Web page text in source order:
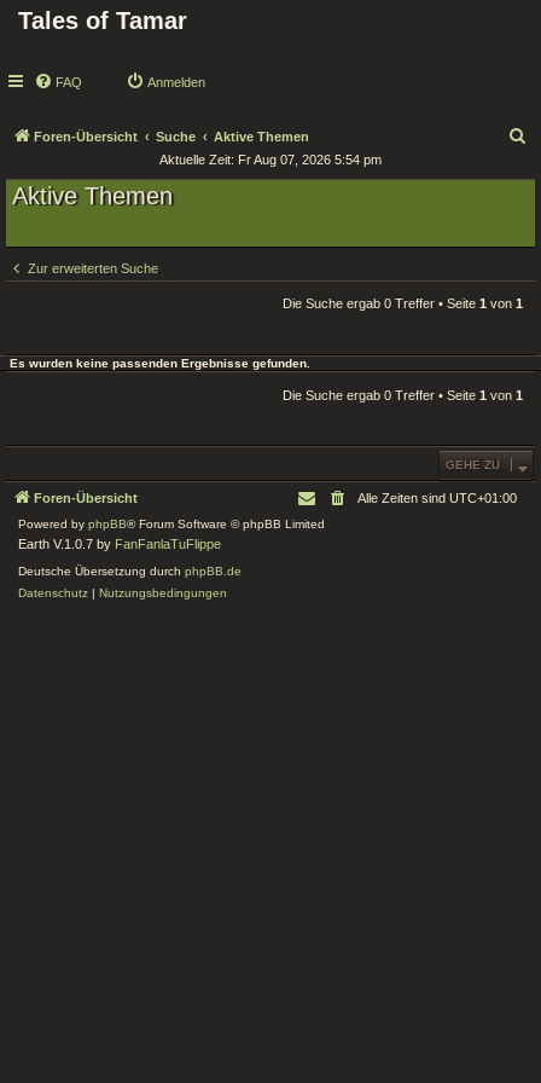
Tales of Tamar
FAQ Anmelden
Foren-Übersicht Suche Aktive Themen
e
Aktuelle Zeit: Fr Aug 07, 2026 5:54 pm
Aktive Themen
Zur erweiterten Suche
Die Suche ergab 0 Treffer • Seite 1 von 1
Es wurden keine passenden Ergebnisse gefunden.
Die Suche ergab 0 Treffer • Seite 1 von 1
GEHE ZU
Foren-Übersicht Alle Zeiten sind UTC+01:00
Powered by phpBB® Forum Software © phpBB Limited
Earth V.1.0.7 by FanFanlaTuFlippe
Deutsche Übersetzung durch phpBB.de
Datenschutz | Nutzungsbedingungen